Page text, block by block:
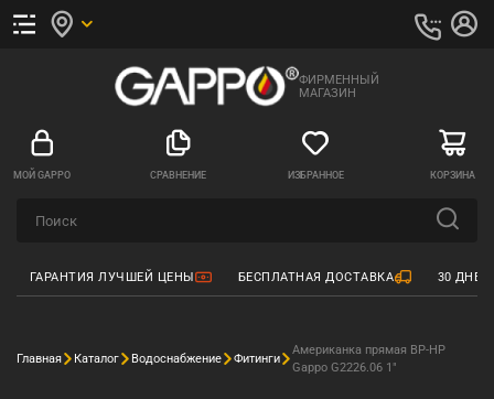
ФИРМЕННЫЙ
МАГАЗИН
МОЙ GAPPO СРАВНЕНИЕ ИЗБРАННОЕ КОРЗИНА
ГАРАНТИЯ ЛУЧШЕЙ ЦЕНЫ БЕСПЛАТНАЯ ДОСТАВКА 30
Главная Каталог Водоснабжение Фитинги
Американка прямая ВР-НР
Gappo G2226.06 1"